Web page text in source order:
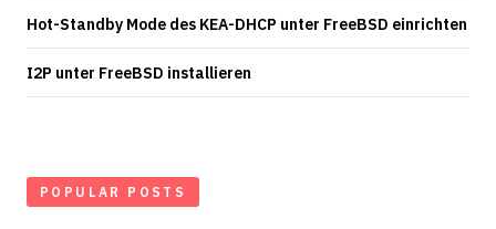
Hot-Standby Mode des KEA-DHCP unter FreeBSD einrichten
I2P unter FreeBSD installieren
POPULAR POSTS